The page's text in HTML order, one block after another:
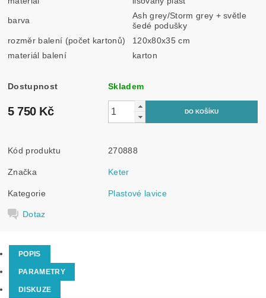
barva
Ash grey/Storm grey + světle
šedé podušky
rozměr balení (počet kartonů)
120x80x35 cm
materiál balení
karton
Dostupnost Skladem
5 750 Kč
Kód produktu 270888
Značka Keter
Kategorie Plastové lavice
Dotaz
POPIS
PARAMETRY
DISKUZE